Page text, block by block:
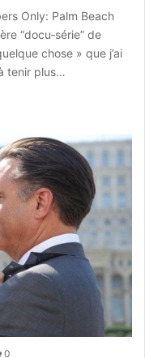
Only: Palm Beach
“docu‑série” de
chose » que j’ai
tenir plus…
0